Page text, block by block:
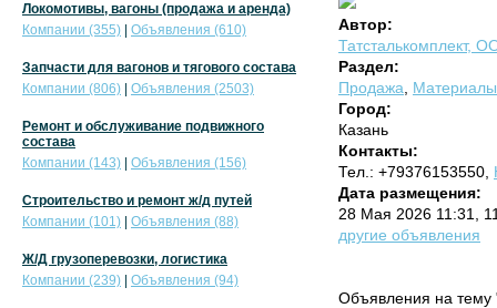
Автор:
Татсталькомплект,
Раздел:
Продажа
Материалы
Город:
Казань
Контакты:
Тел.: +79376153550,
Дата размещения:
28 Мая 2026 11:31,
другие объявления
Объявления на тему
Локомотивы, вагоны (продажа и аренда)
Компании (355)
Объявления (610)
Запчасти для вагонов и тягового состава
Компании (806)
Объявления (2503)
Ремонт и обслуживание подвижного
состава
Компании (143)
Объявления (156)
Строительство и ремонт ж/д путей
Компании (101)
Объявления (88)
Ж/Д грузоперевозки, логистика
Компании (239)
Объявления (94)